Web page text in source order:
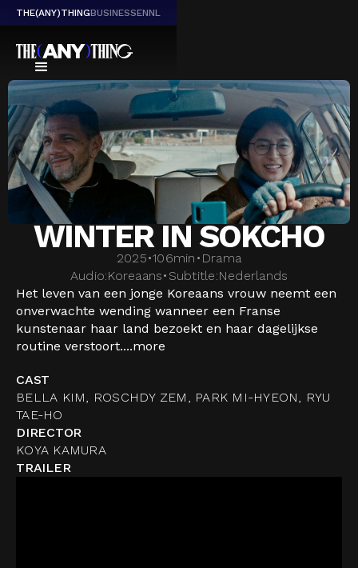
THE(ANY)THINGBUSINESSENNL
WINTER IN SOKCHO
2025•106min • Drama
Audio:Koreaans• Subtitle:Nederlands
Het leven van een jonge Koreaans vrouw neemt een
onverwachte wending wanneer een Franse
kunstenaar haar land bezoekt en haar dagelijkse
routine verstoort....more
CAST
BELLA KIM, ROSCHDY ZEM, PARK MI-HYEON, RYU
TAE-HO
DIRECTOR
KOYA KAMURA
TRAILER